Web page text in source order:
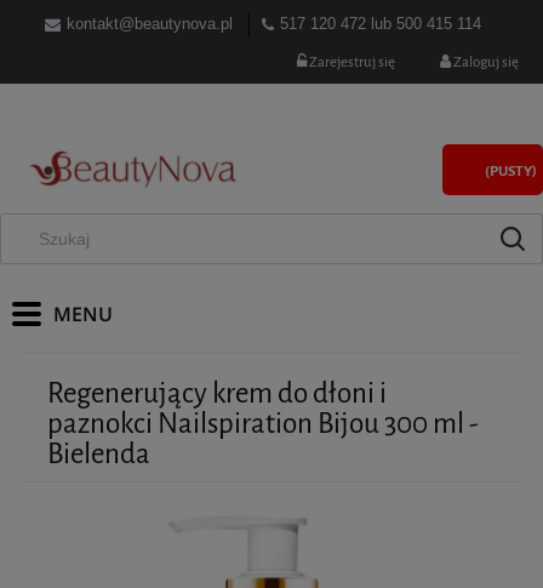
kontakt@beautynova.pl 517 120 472 lub 500 415 114
Zarejestruj się Zaloguj się
(PUSTY)
Regenerujący krem do dłoni i
paznokci Nailspiration Bijou 300 ml -
Bielenda